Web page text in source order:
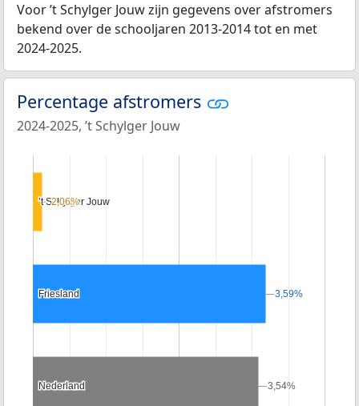
Voor ’t Schylger Jouw zijn gegevens over afstromers
bekend over de schooljaren 2013-2014 tot en met
2024-2025.
Percentage afstromers
2024-2025, ’t Schylger Jouw
’t Schylger Jouw
’t Schylger Jouw
Friesland
Friesland
Nederland
Nederland
2,06%
2,06%
3,59%
3,59%
3,54%
3,54%